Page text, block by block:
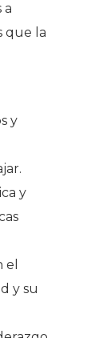
a
que la
y
y
el
y su